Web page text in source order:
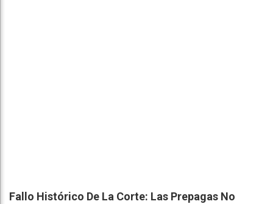
Fallo Histórico De La Corte: Las Prepagas No